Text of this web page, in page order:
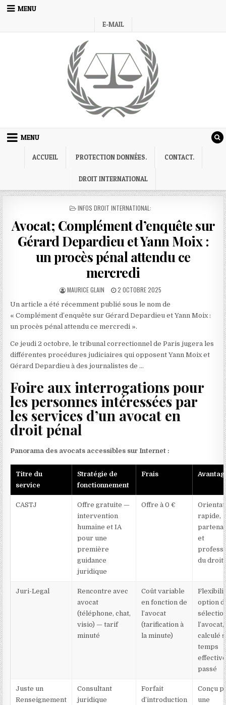
Skip
MENU
E-MAIL
MENU
ACCUEIL PROTECTION DONNÉES. CONTACT.
DROIT INTERNATIONAL
POSTED
INFOS DROIT INTERNATIONAL:
Avocat; Complément d’enquête sur
Gérard Depardieu et Yann Moix :
un procès pénal attendu ce
mercredi
AUTHOR:
MAURICE GLAIN
PUBLISHED
2 OCTOBRE 2025
Un article a été récemment publié sous le nom de
« Complément d’enquête sur Gérard Depardieu et Yann Moix :
un procès pénal attendu ce mercredi ».
Ce jeudi 2 octobre, le tribunal correctionnel de Paris jugera les
différentes procédures judiciaires qui opposent Yann Moix et
Gérard Depardieu à des journalistes de …
Foire aux interrogations pour
les personnes intéressées par
les services d’un avocat en
droit pénal
Panorama des avocats accessibles sur Internet :
Titre du
service
Stratégie de
fonctionnement
Frais
CASTJ
Offre gratuite —
intervention
humaine et IA
pour une
première
guidance
juridique
Offre à 0 €
rapide,
et
du droit
Juri-Legal
Rencontre avec
avocat
(téléphone, chat,
visio) — tarif
minuté
Coût variable
en fonction de
l’avocat
(tarification à
la minute)
option
calculé
temps
passé
Juste un
Renseignement
Consultant
juridique
Forfait
d’introduction
Conçu
une